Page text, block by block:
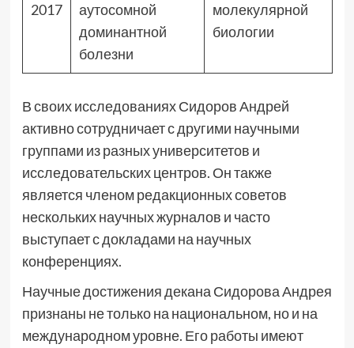
2017
аутосомной
доминантной
болезни
молекулярной
биологии
В своих исследованиях Сидоров Андрей
активно сотрудничает с другими научными
группами из разных университетов и
исследовательских центров. Он также
является членом редакционных советов
нескольких научных журналов и часто
выступает с докладами на научных
конференциях.
Научные достижения декана Сидорова Андрея
признаны не только на национальном, но и на
международном уровне. Его работы имеют